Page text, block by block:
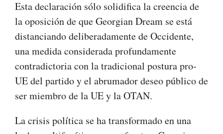
Esta declaración sólo solidifica la creencia de
la oposición de que Georgian Dream se está
distanciando deliberadamente de Occidente,
una medida considerada profundamente
contradictoria con la tradicional postura pro-
UE del partido y el abrumador deseo público de
ser miembro de la UE y la OTAN.
La crisis política se ha transformado en una